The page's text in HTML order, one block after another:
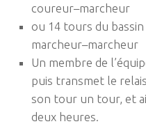
coureur–marcheur
ou 14 tours du
marcheur–marcheur
Un membre de
puis transmet le
son tour un tour, et
deux heures.